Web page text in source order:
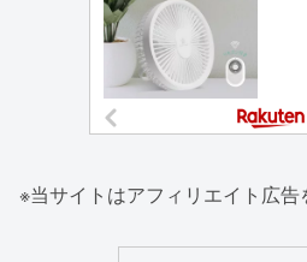
※当サイトはアフィリエイト広